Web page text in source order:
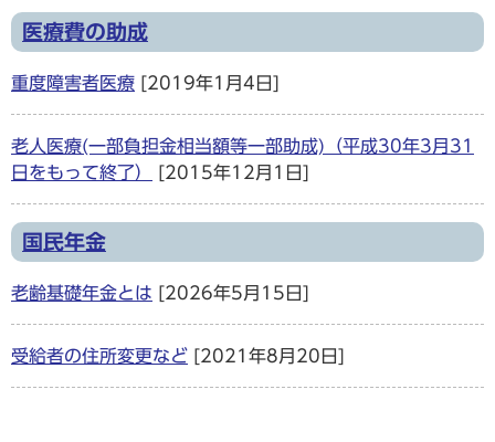
医療費の助成
重度障害者医療 [2019年1月4日]
老人医療(一部負担金相当額等一部助成)（平成30年3月31
日をもって終了）
[2015年12月1日]
国民年金
老齢基礎年金とは [2026年5月15日]
受給者の住所変更など [2021年8月20日]